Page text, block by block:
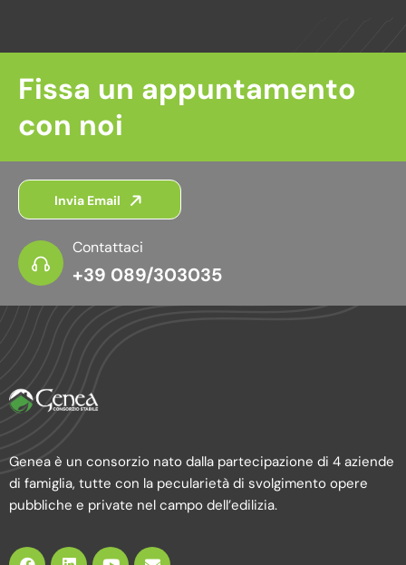
Fissa un appuntamento
con noi
Invia Email
Contattaci
+39 089/303035
Genea è un consorzio nato dalla partecipazione di 4 aziende
di famiglia, tutte con la pecularietà di svolgimento opere
pubbliche e private nel campo dell’edilizia.